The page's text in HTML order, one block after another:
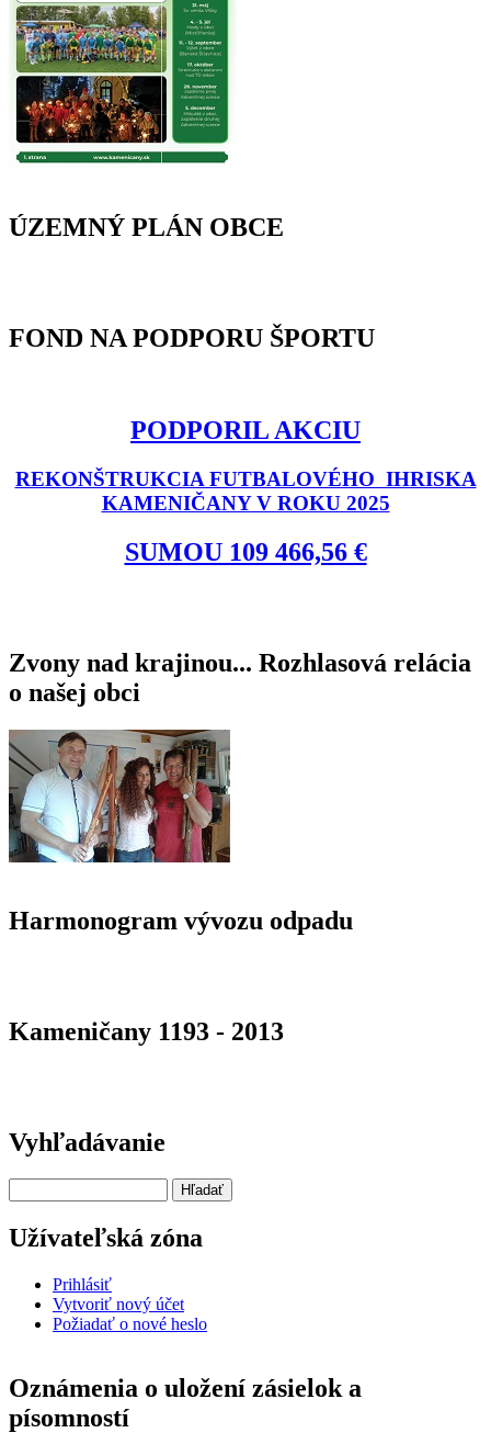
ÚZEMNÝ PLÁN OBCE
FOND NA PODPORU ŠPORTU
PODPORIL AKCIU
REKONŠTRUKCIA FUTBALOVÉHO IHRISKA
KAMENIČANY V ROKU 2025
SUMOU 109 466,56 €
Zvony nad krajinou... Rozhlasová relácia
o našej obci
Harmonogram vývozu odpadu
Kameničany 1193 - 2013
Vyhľadávanie
Užívateľská zóna
Prihlásiť
Vytvoriť nový účet
Požiadať o nové heslo
Oznámenia o uložení zásielok a
písomností